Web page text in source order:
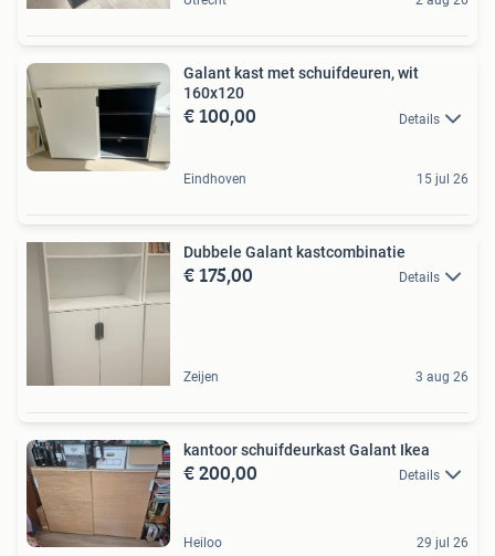
Galant kast met schuifdeuren, wit
160x120
€ 100,00 Details
Eindhoven 15 jul 26
Dubbele Galant kastcombinatie
€ 175,00 Details
Zeijen 3 aug 26
kantoor schuifdeurkast Galant Ikea
€ 200,00 Details
Heiloo 29 jul 26